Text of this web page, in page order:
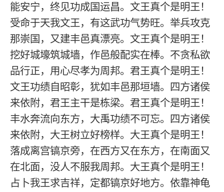
能安宁，终见功成国运昌。文王真个是明王！
受命于天我文王，有这武功气势旺。举兵攻克
那崇国，又建丰邑真漂亮。文王真个是明王！
挖好城壕筑城墙，作邑般配实在棒。不贪私欲
品行正，用心尽孝为周邦。君王真个是明王！
文王功绩自昭彰，犹如丰邑那垣墙。四方诸侯
来依附，君王主干是栋梁。君王真个是明王！
丰水奔流向东方，大禹功绩不可忘。四方诸侯
来依附，大王树立好榜样。大王真个是明王！
落成离宫镐京旁，在西方又在东方，在南面又
在北面，没人不服我周邦。大王真个是明王！
占卜我王求吉祥，定都镐京好地方。依靠神龟